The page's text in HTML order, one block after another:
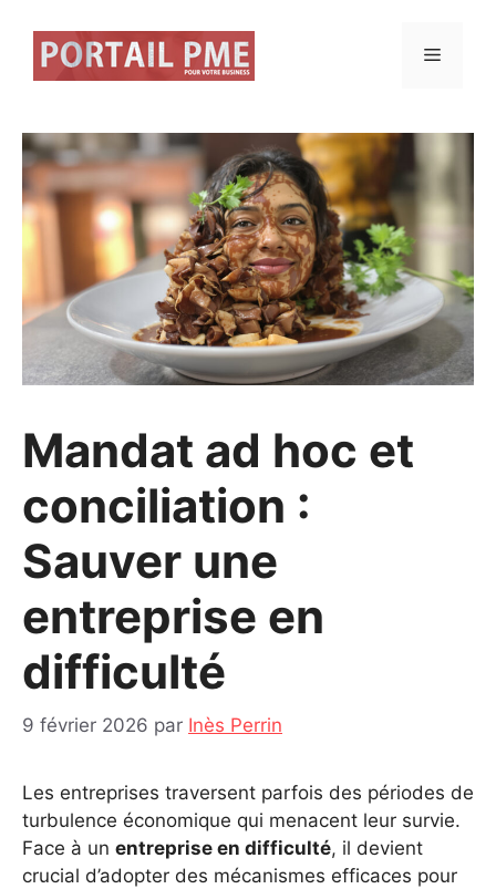
contenu
Menu
Mandat ad hoc et
conciliation :
Sauver une
entreprise en
difficulté
9 février 2026 par Inès Perrin
Les entreprises traversent parfois des périodes de
turbulence économique qui menacent leur survie.
Face à un entreprise en difficulté, il devient
crucial d’adopter des mécanismes efficaces pour